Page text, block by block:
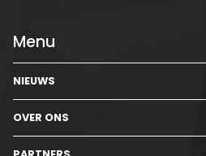
Menu
NIEUWS
OVER ONS